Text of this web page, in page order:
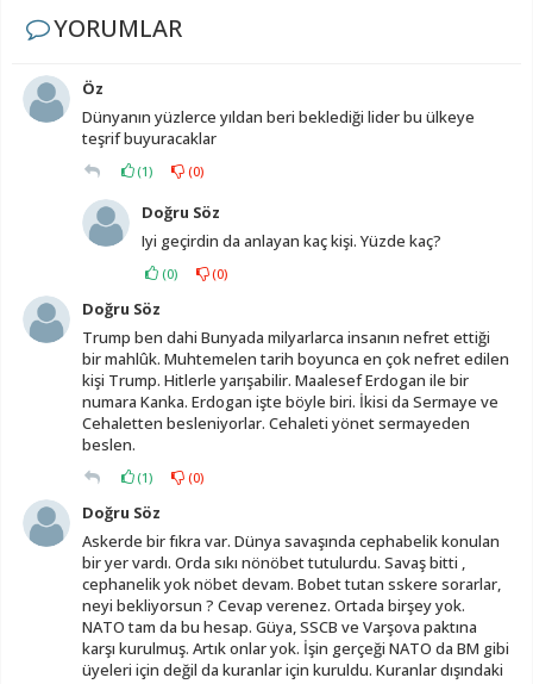
YORUMLAR
Öz
Dünyanın yüzlerce yıldan beri beklediği lider bu ülkeye
teşrif buyuracaklar
(1) (0)
Doğru Söz
Iyi geçirdin da anlayan kaç kişi. Yüzde kaç?
(0) (0)
Doğru Söz
Trump ben dahi Bunyada milyarlarca insanın nefret ettiği
bir mahlûk. Muhtemelen tarih boyunca en çok nefret edilen
kişi Trump. Hitlerle yarışabilir. Maalesef Erdogan ile bir
numara Kanka. Erdogan işte böyle biri. İkisi da Sermaye ve
Cehaletten besleniyorlar. Cehaleti yönet sermayeden
beslen.
(1) (0)
Doğru Söz
Askerde bir fıkra var. Dünya savaşında cephabelik konulan
bir yer vardı. Orda sıkı nönöbet tutulurdu. Savaş bitti ,
cephanelik yok nöbet devam. Bobet tutan sskere sorarlar,
neyi bekliyorsun ? Cevap verenez. Ortada birşey yok.
NATO tam da bu hesap. Güya, SSCB ve Varşova paktına
karşı kurulmuş. Artık onlar yok. İşin gerçeği NATO da BM gibi
üyeleri için değil da kuranlar için kuruldu. Kuranlar dışındaki